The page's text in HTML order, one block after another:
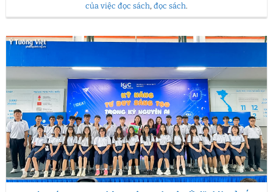
của việc đọc sách, đọc sách.